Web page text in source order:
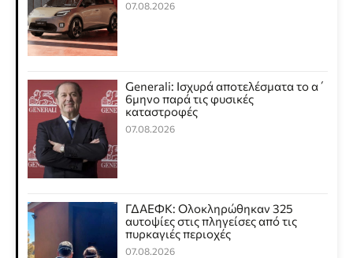
07.08.2026
Generali: Ισχυρά αποτελέσματα το α΄
6μηνο παρά τις φυσικές
καταστροφές
07.08.2026
ΓΔΑΕΦΚ: Ολοκληρώθηκαν 325
αυτοψίες στις πληγείσες από τις
πυρκαγιές περιοχές
07.08.2026